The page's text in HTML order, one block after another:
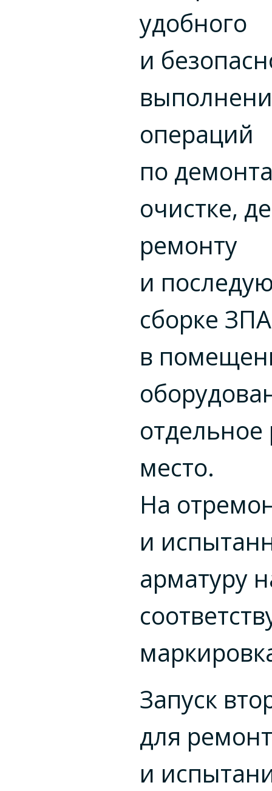
удобного
и
операций
по
очистке,
ремонту
и
сборке ЗПА
в
отдельное
место.
На
и
арматуру
Запуск
для
и